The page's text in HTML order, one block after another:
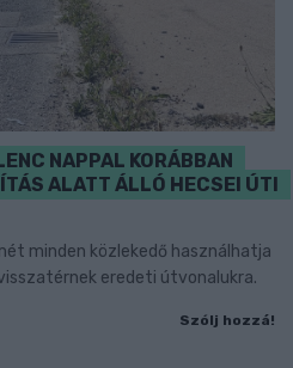
NAPPAL KORÁBBAN
ALATT ÁLLÓ HECSEI ÚTI
minden közlekedő használhatja
eredeti útvonalukra.
Szólj hozzá!